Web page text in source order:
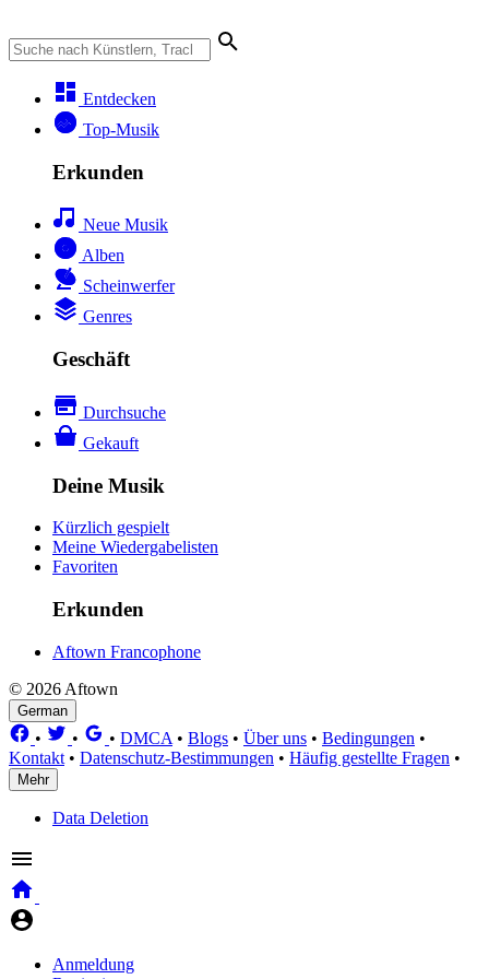
Entdecken
Top-Musik
Erkunden
Neue Musik
Alben
Scheinwerfer
Genres
Geschäft
Durchsuche
Gekauft
Deine Musik
Kürzlich gespielt
Meine Wiedergabelisten
Favoriten
Erkunden
Aftown Francophone
© 2026 Aftown
German
• • • DMCA • Blogs • Über uns • Bedingungen •
Kontakt • Datenschutz-Bestimmungen • Häufig gestellte Fragen •
Mehr
Data Deletion
Anmeldung